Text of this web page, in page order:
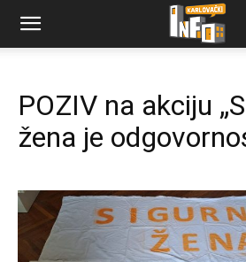
POZIV na akciju
žena je